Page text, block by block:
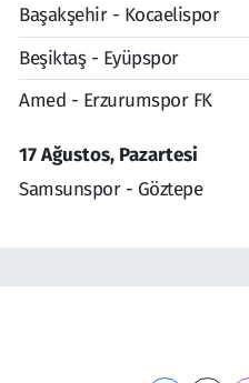
Başakşehir - Kocaelispor
Beşiktaş - Eyüpspor
Amed - Erzurumspor FK
17 Ağustos, Pazartesi
Samsunspor - Göztepe